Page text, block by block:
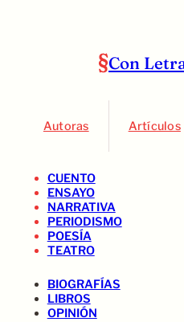
Con
Autoras Artículos
CUENTO
ENSAYO
NARRATIVA
PERIODISMO
POESÍA
TEATRO
BIOGRAFÍAS
LIBROS
OPINIÓN